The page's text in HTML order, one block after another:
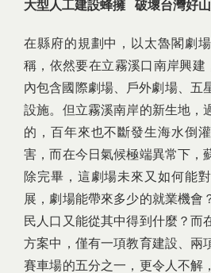
大型人工建設蜂擁 破壞台灣好
在縣府的規劃中，以太魯閣劇
稱，依然要在立霧溪口南岸興建
內包含國際劇場、戶外劇場、五
設施。但立霧溪南岸的新生地，
的，百年來也不斷發生海水倒
害，而在今日氣候極端異常下，
除完畢，這劇場未來又如何能
展，劇場能帶來多少的就業機會
民人口又能從其中得到什麼？而
方案中，僅有一項教育建設、兩
賽車場的五分之一，更令人不解